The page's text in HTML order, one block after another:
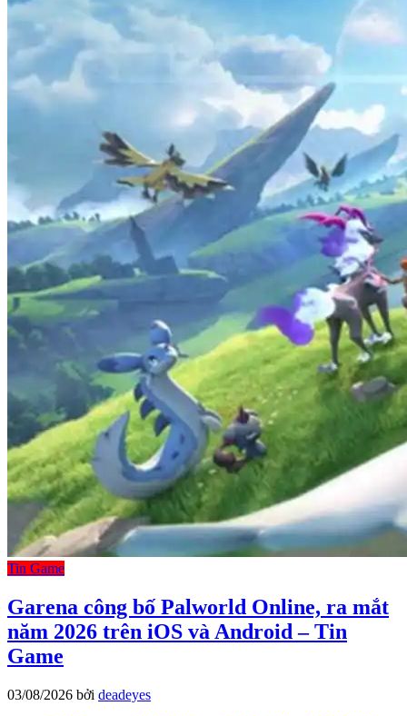
Tin Game
Garena công bố Palworld Online, ra mắt
năm 2026 trên iOS và Android – Tin
Game
03/08/2026 bởi deadeyes